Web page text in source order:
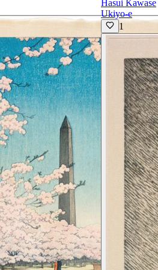
Hasui Kawase
Ukiyo-e
1